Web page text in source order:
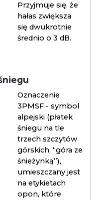
Przyjmuje się, że
hałas zwiększa
się dwukrotnie
średnio o 3 dB.
Oznaczenie
3PMSF - symbol
alpejski (płatek
śniegu na tle
trzech szczytów
górskich, “góra ze
śnieżynką”),
umieszczany jest
na etykietach
opon, które